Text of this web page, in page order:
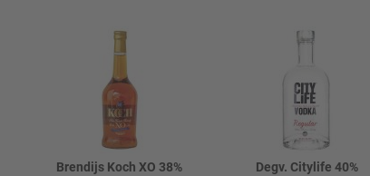
Brendijs Koch XO 38% Degv. Citylife 40%